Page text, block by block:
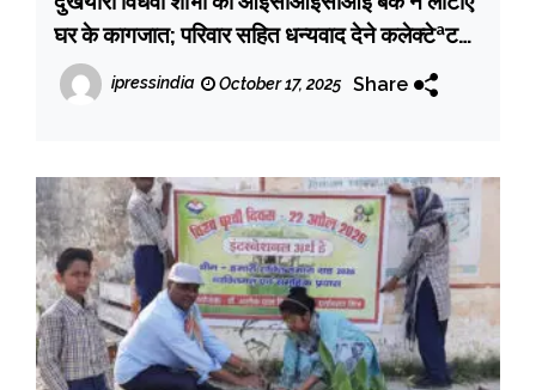
घर के कागजात; परिवार सहित धन्यवाद देने कलेक्टेªट
पंहुची शोभा
ipressindia October 17, 2025 Share